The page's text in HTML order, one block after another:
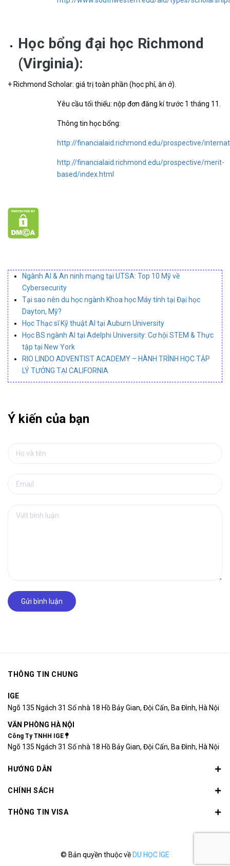
Học bổng đại học Richmond
(Virginia):
+ Richmond Scholar: giá trị toàn phần (học phí, ăn ở).
Yêu cầu tối thiểu: nộp đơn đăng kí trước 1 tháng 11.
Thông tin học bổng:
http://financialaid.richmond.edu/prospective/
http://financialaid.richmond.edu/prospective/merit-
based/index.html
Ngành AI & An ninh mạng tại UTSA: Top 10 Mỹ về
Cybersecurity
Tại sao nên du học ngành Khoa học Máy tính tại Đại học
Dayton, Mỹ?
Học Thạc sĩ Kỹ thuật AI tại Auburn University
Học BS ngành AI tại Adelphi University: Cơ hội STEM & Thực
tập tại New York
RIO LINDO ADVENTIST ACADEMY – HÀNH TRÌNH HỌC TẬP
LÝ TƯỞNG TẠI CALIFORNIA
Ý kiến của bạn
Gửi bình luận
THÔNG TIN CHUNG
IGE
Ngõ 135 Ngách 31 Số nhà 18 Hồ Bảy Gian, Đội Cấn, Ba Đình, Hà Nội
VĂN PHÒNG HÀ NỘI
Công Ty TNHH IGE
Ngõ 135 Ngách 31 Số nhà 18 Hồ Bảy Gian, Đội Cấn, Ba Đình, Hà Nội
HƯỚNG DẪN
CHÍNH SÁCH
THÔNG TIN VISA
© Bản quyền thuộc về DU HỌC IGE